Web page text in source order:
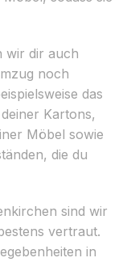
wir dir auch
noch
das
Kartons,
Möbel sowie
die du
sind wir
vertraut.
in